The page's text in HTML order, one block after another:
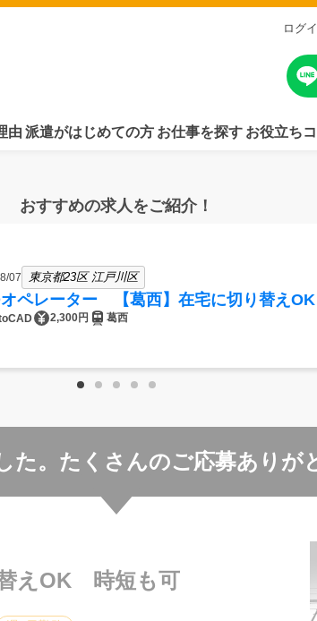
ログ
由 派遣がはじめての方 お仕事を探す お役立ち
おすすめの求人をご紹介！
07 東京都23区 江戸川区
ペレーター 【葛西】在宅に切り替え
2,300円 葛西
。 たくさんのご応募ありが
えOK 時短も可